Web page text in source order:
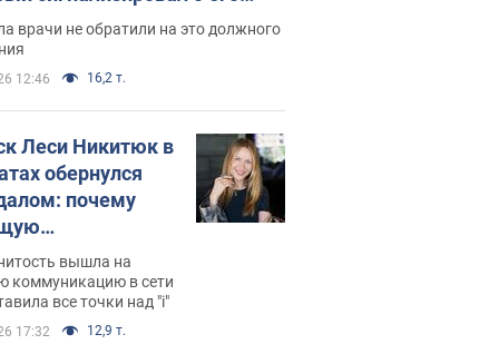
раке
врачи не обратили на это должного
12:46 16,2 т.
Леси Никитюк в
обернулся
почему
вышла на
коммуникацию в сети
все точки над "i"
17:32 12,9 т.